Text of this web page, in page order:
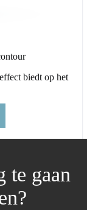
biedt op het
te gaan